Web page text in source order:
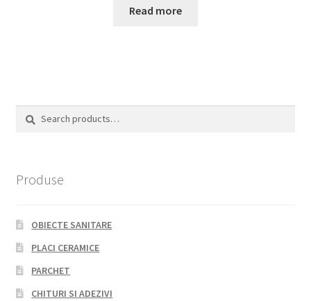
Read more
Produse
OBIECTE SANITARE
PLACI CERAMICE
PARCHET
CHITURI SI ADEZIVI